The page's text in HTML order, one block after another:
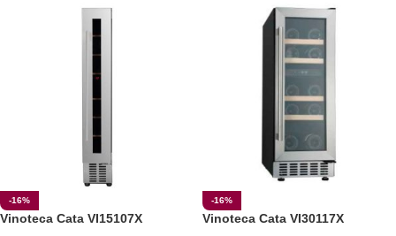
-16%
Vinoteca Cata VI15107X
-16%
Vinoteca Cata VI30117X